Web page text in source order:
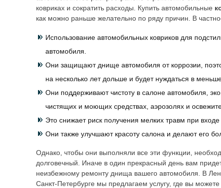
ковриках и сократить расходы. Купить автомобильные
как можно раньше желательно по ряду причин. В
Использование автомобильных ковриков для
автомобиля.
Они защищают днище автомобиля от коррозии,
на несколько лет дольше и будет нуждаться в
Они поддерживают чистоту в салоне автомобиля,
чистящих и моющих средствах, аэрозолях и
Это снижает риск получения мелких травм при
Они также улучшают красоту салона и делают его
Однако, чтобы они выполняли все эти функции,
долговечный. Иначе в один прекрасный день вам
неизбежному ремонту днища вашего автомобиля. В
Санкт-Петербурге мы предлагаем услугу, где вы